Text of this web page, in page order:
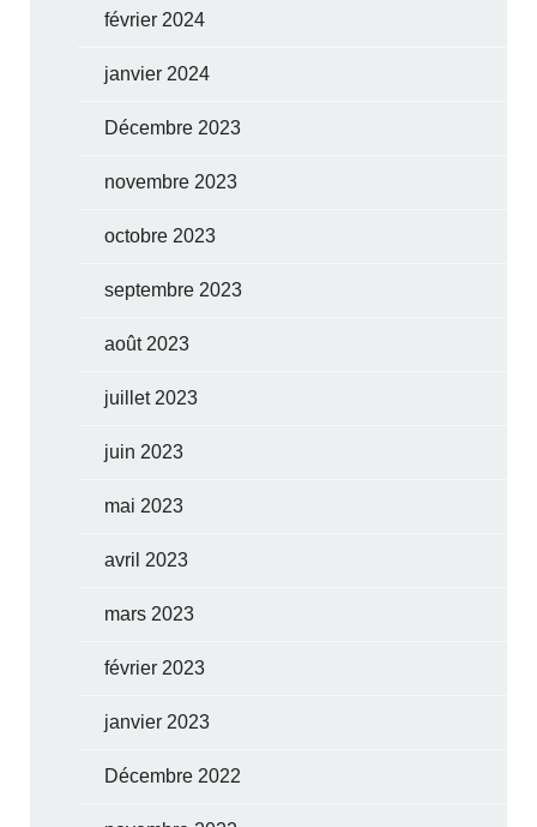
février 2024
janvier 2024
Décembre 2023
novembre 2023
octobre 2023
septembre 2023
août 2023
juillet 2023
juin 2023
mai 2023
avril 2023
mars 2023
février 2023
janvier 2023
Décembre 2022